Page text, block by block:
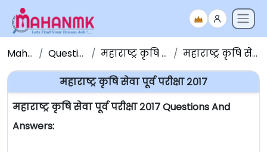
Maha NMK Question Papers महाराष्ट्र कृषि सेवा प्रश्नपत्रिका महाराष्ट्र कृषि सेवा पूर्व परीक्षा २०१७
महाराष्ट्र कृषि सेवा पूर्व परीक्षा २०१७
महाराष्ट्र कृषि सेवा पूर्व परीक्षा २०१७ Questions And
Answers: